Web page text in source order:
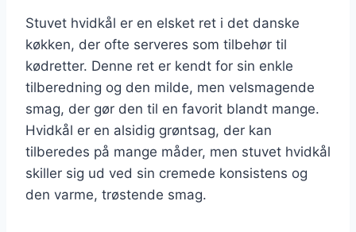
Stuvet hvidkål er en elsket ret i det danske
køkken, der ofte serveres som tilbehør til
kødretter. Denne ret er kendt for sin enkle
tilberedning og den milde, men velsmagende
smag, der gør den til en favorit blandt mange.
Hvidkål er en alsidig grøntsag, der kan
tilberedes på mange måder, men stuvet hvidkål
skiller sig ud ved sin cremede konsistens og
den varme, trøstende smag.